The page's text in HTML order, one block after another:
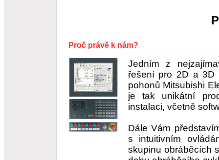
Proč právě k nám?
Jedním z
řešení pro 2D a 3D
pohonů Mitsubishi
je tak unikátní
instalaci, včetně
Dále Vám
s intuitivním
skupinu obráběcích